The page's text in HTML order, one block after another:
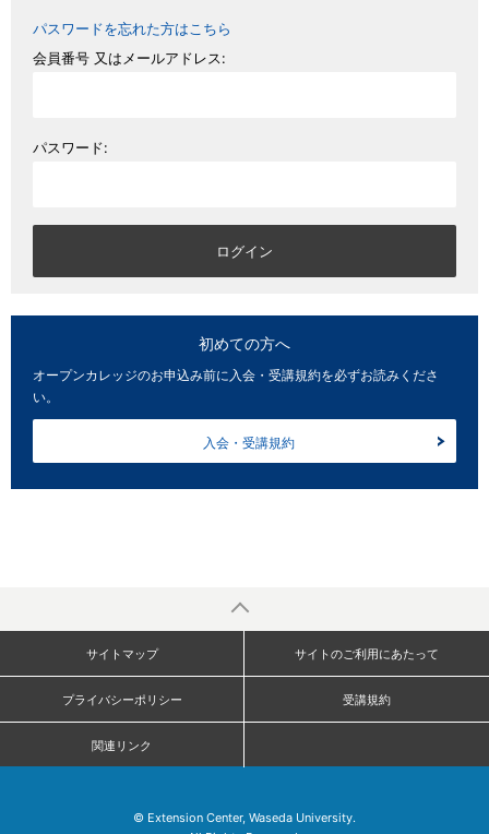
パスワードを忘れた方はこちら
会員番号 又はメールアドレス:
パスワード:
初めての方へ
オープンカレッジのお申込み前に入会・受講規約を必ずお読みくださ
い。
入会・受講規約
サイトマップ サイトのご利用にあたって
プライバシーポリシー 受講規約
関連リンク
© Extension Center, Waseda University.